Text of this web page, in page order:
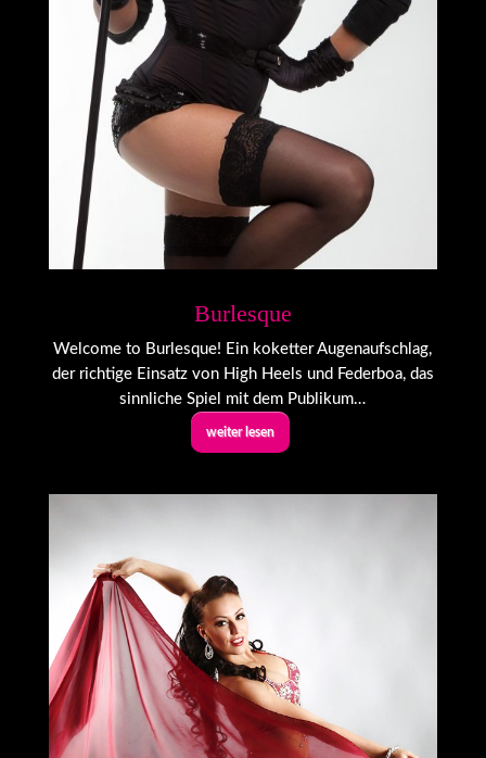
Burlesque
Welcome to Burlesque! Ein koketter Augenaufschlag,
der richtige Einsatz von High Heels und Federboa, das
sinnliche Spiel mit dem Publikum…
weiter lesen